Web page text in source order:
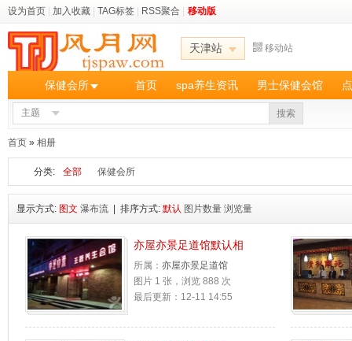
设为首页 加入收藏 TAG标签 RSS聚合 移动版
天津站 移动站
保健会所 首页 spa养生资讯 男士保健会馆
主题 搜索
首页 » 相册
分类: 全部 保健会所
显示方式: 图文 瀑布流 | 排序方式: 默认 图片数量 浏览量
亦屋亦景足道馆默认相
所属： 亦屋亦景足道馆
图片 1 张，浏览 888 次
最后更新：12-11 14:55